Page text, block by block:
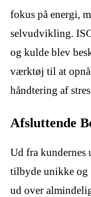
fokus på energi,
selvudvikling.
og kulde blev
værktøj til at
håndtering af
Afsluttende
Ud fra kundernes
tilbyde unikke og
ud over